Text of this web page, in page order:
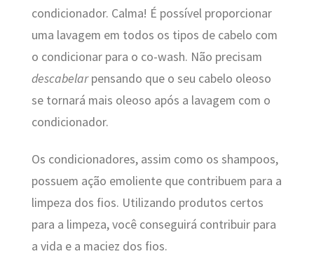
condicionador. Calma! É possível proporcionar
uma lavagem em todos os tipos de cabelo com
o condicionar para o co-wash. Não precisam
descabelarpensando que o seu cabelo oleoso
se tornará mais oleoso após a lavagem com o
condicionador.
Os condicionadores, assim como os shampoos,
possuem ação emoliente que contribuem para a
limpeza dos fios. Utilizando produtos certos
para a limpeza, você conseguirá contribuir para
a vida e a maciez dos fios.